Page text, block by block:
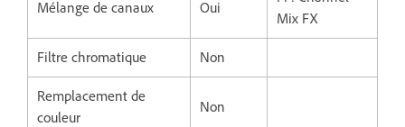
Mélange de canaux Oui
Mix FX
Filtre chromatique Non
Remplacement de
couleur
Non